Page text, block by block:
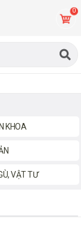
0
KHOA
VẬT TƯ